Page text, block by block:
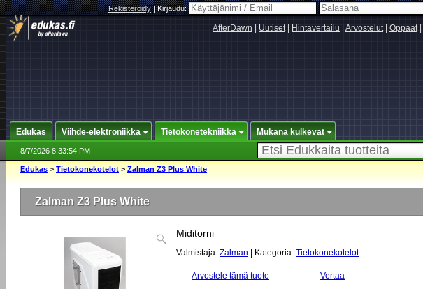
Rekisteröidy|Kirjaudu:
AfterDawn Uutiset| Hintavertailu Arvostelut| Oppaat|
Edukas Viihde-elektroniikka Tietokonetekniikka Mukana kulkevat
8/7/2026 8:33:54 PM
Edukas > Tietokonekotelot > Zalman Z3 Plus White
Zalman Z3 Plus White
Miditorni
Valmistaja: Zalman | Kategoria: Tietokonekotelot
Arvostele tämä tuote Vertaa